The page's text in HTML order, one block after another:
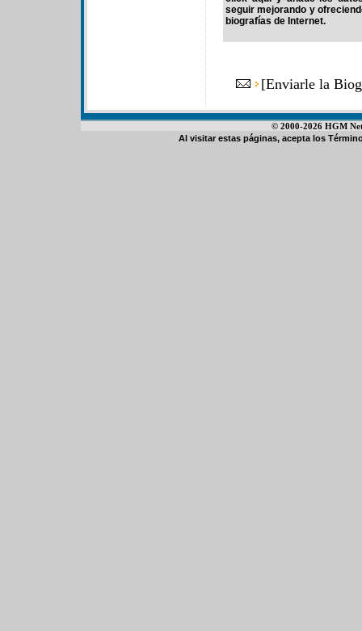
seguir mejorando y
biografías de Internet.
[Enviarle la
© 2000-2026 HGM
Al visitar estas páginas, acepta los